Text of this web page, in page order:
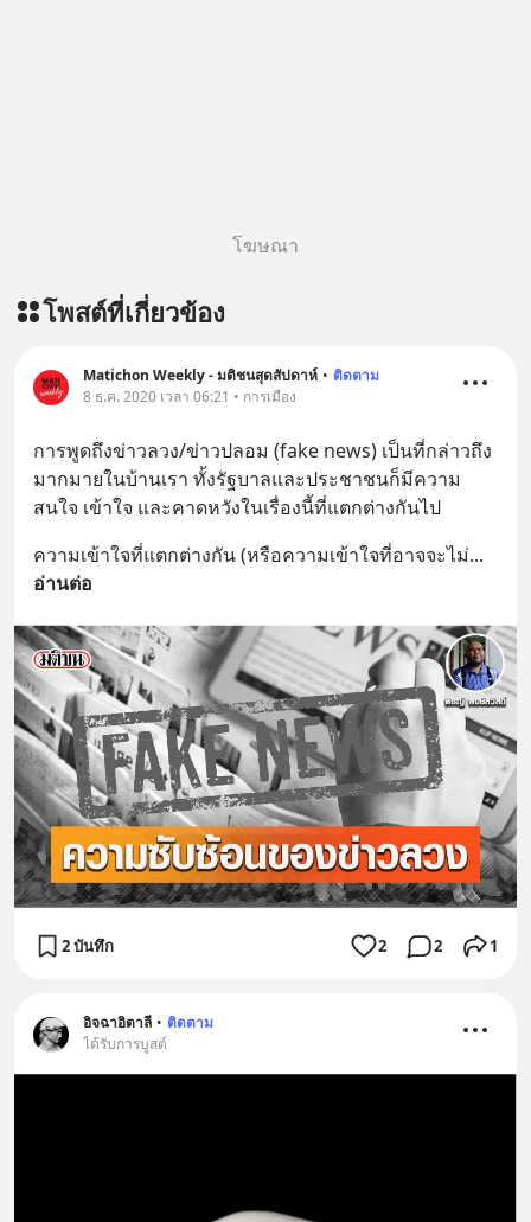
โฆษณา
โพสต์ที่เกี่ยวข้อง
Matichon Weekly - มติชนสุดสัปดาห์ • ติดตาม
8 ธ.ค. 2020 เวลา 06:21 • การเมือง
การพูดถึงข่าวลวง/ข่าวปลอม (fake news) เป็นที่กล่าวถึง
มากมายในบ้านเรา ทั้งรัฐบาลและประชาชนก็มีความ
สนใจ เข้าใจ และคาดหวังในเรื่องนี้ที่แตกต่างกันไป
ความเข้าใจที่แตกต่างกัน (หรือความเข้าใจที่อาจจะไม่
อ่านต่อ
2 บันทึก 2 2 1
อิจฉาอิตาลี • ติดตาม
ได้รับการบูสต์